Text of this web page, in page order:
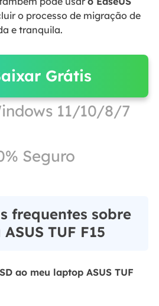
o processo de migração de
e tranquila.
Grátis
11/10/8/7
Seguro
frequentes sobre
TUF F15
ao meu laptop ASUS TUF